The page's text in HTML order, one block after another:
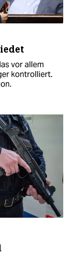
vor allem
kontrolliert.